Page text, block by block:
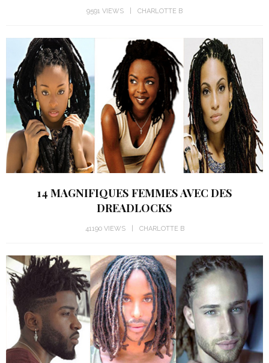
9591 VIEWS CHARLOTTE B
14 MAGNIFIQUES FEMMES AVEC DES
DREADLOCKS
41190 VIEWS CHARLOTTE B